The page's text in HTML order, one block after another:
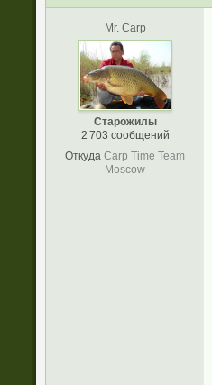
Mr. Carp
Старожилы
2 703 сообщений
Откуда Carp Time Team
Moscow